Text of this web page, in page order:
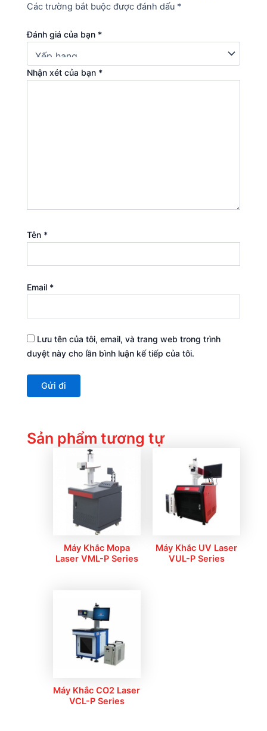
Các trường bắt buộc được đánh dấu *
Đánh giá của bạn *
Nhận xét của bạn *
Tên *
Email *
Lưu tên của tôi, email, và trang web trong trình
duyệt này cho lần bình luận kế tiếp của tôi.
Sản phẩm tương tự
Máy Khắc Mopa
Laser VML-P Series
Máy Khắc UV Laser
VUL-P Series
Máy Khắc CO2 Laser
VCL-P Series